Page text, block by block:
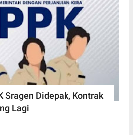
Sragen Didepak, Kontrak
Lagi